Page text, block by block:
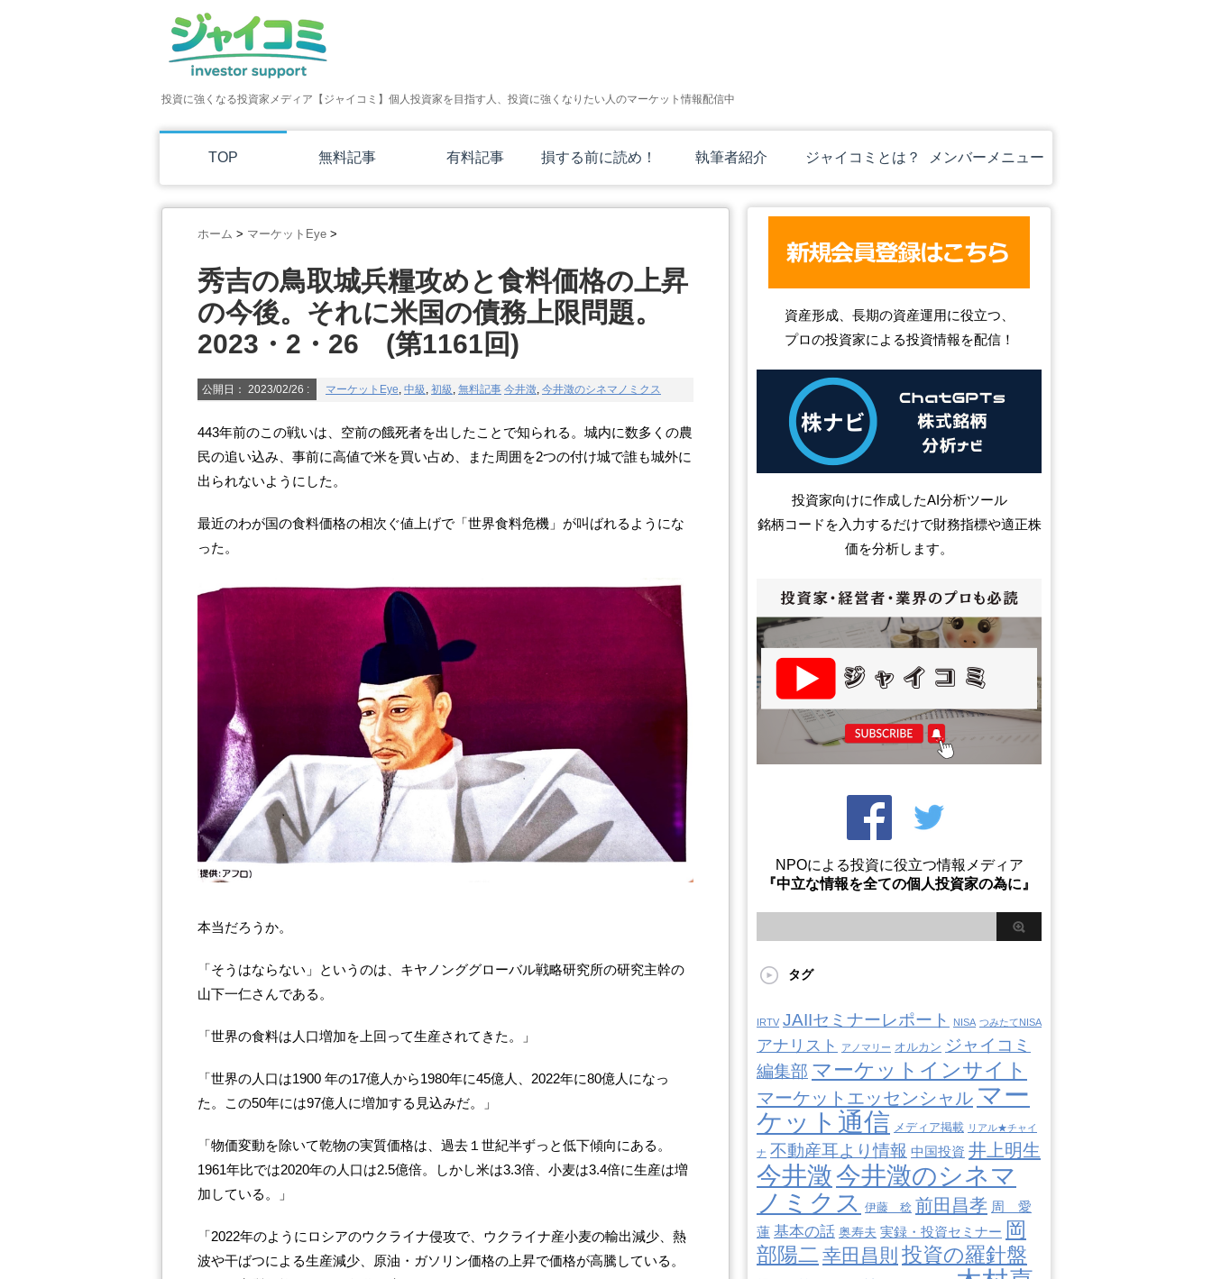
投資に強くなる投資家メディア【ジャイコミ】個人投資家を目指す人、投資に強くなりたい人のマーケット情報配信中
TOP 無料記事 有料記事 損する前に読め！ 執筆者紹介 ジャイコミとは？ メンバーメニュー
ホーム > マーケットEye >
秀吉の鳥取城兵糧攻めと食料価格の上昇
の今後。それに米国の債務上限問題。
2023・2・26 (第1161回)
公開日： 2023/02/26 : マーケットEye, 中級 , 初級 , 無料記事 今井澂, 今井澂のシネマノミクス
443年前のこの戦いは、空前の餓死者を出したことで知られる。城内に数多くの農
民の追い込み、事前に高値で米を買い占め、また周囲を2つの付け城で誰も城外に
出られないようにした。
最近のわが国の食料価格の相次ぐ値上げで「世界食料危機」が叫ばれるようにな
った。
本当だろうか。
「そうはならない」というのは、キヤノンググローバル戦略研究所の研究主幹の
山下一仁さんである。
「世界の食料は人口増加を上回って生産されてきた。」
「世界の人口は1900 年の17億人から1980年に45億人、2022年に80億人になっ
た。この50年には97億人に増加する見込みだ。」
「物価変動を除いて乾物の実質価格は、過去１世紀半ずっと低下傾向にある。
1961年比では2020年の人口は2.5億倍。しかし米は3.3倍、小麦は3.4倍に生産は増
加している。」
「2022年のようにロシアのウクライナ侵攻で、ウクライナ産小麦の輸出減少、熱
波や干ばつによる生産減少、原油・ガソリン価格の上昇で価格が高騰している。
資産形成、長期の資産運用に役立つ、
プロの投資家による投資情報を配信！
投資家向けに作成したAI分析ツール
銘柄コードを入力するだけで財務指標や適正株
価を分析します。
NPOによる投資に役立つ情報メディア
『中立な情報を全ての個人投資家の為に』
タグ
IRTV JAIIセミナーレポート NISA つみたてNISA
アナリスト アノマリー オルカン ジャイコミ
編集部 マーケットインサイト
マーケットエッセンシャル マー
ケット通信 メディア掲載 リアル★チャイ
ナ 不動産耳より情報 中国投資 井上明生
今井澂今井澂のシネマ
ノミクス 伊藤 稔 前田昌孝 周 愛
蓮 基本の話 奥寿夫 実録・投資セミナー 岡
部陽二 幸田昌則 投資の羅針盤